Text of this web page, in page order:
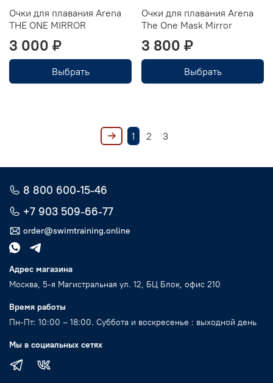
Очки для плавания Arena
THE ONE MIRROR
3 000 ₽
Выбрать
Очки для плавания Arena
The One Mask Mirror
3 800 ₽
Выбрать
1 2 3
8 800 600-15-46
+7 903 509-66-77
order@swimtraining.online
Адрес магазина
Москва, 5-я Магистральная ул. 12, БЦ Блок, офис 210
Время работы
Пн-Пт: 10:00 – 18:00. Суббота и воскресенье : выходной день
Мы в социальных сетях